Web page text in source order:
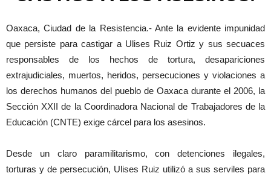
Oaxaca, Ciudad de la Resistencia.- Ante la evidente impunidad
que persiste para castigar a Ulises Ruiz Ortiz y sus secuaces
responsables de los hechos de tortura, desapariciones
extrajudiciales, muertos, heridos, persecuciones y violaciones a
los derechos humanos del pueblo de Oaxaca durante el 2006, la
Sección XXII de la Coordinadora Nacional de Trabajadores de la
Educación (CNTE) exige cárcel para los asesinos.
Desde un claro paramilitarismo, con detenciones ilegales,
torturas y de persecución, Ulises Ruiz utilizó a sus serviles para